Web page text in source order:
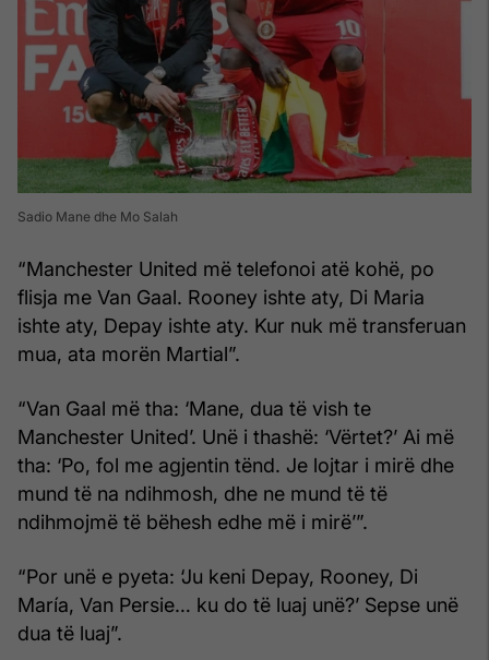
Sadio Mane dhe Mo Salah
“Manchester United më telefonoi atë kohë, po
flisja me Van Gaal. Rooney ishte aty, Di Maria
ishte aty, Depay ishte aty. Kur nuk më transferuan
mua, ata morën Martial”.
“Van Gaal më tha: ‘Mane, dua të vish te
Manchester United’. Unë i thashë: ‘Vërtet?’ Ai më
tha: ‘Po, fol me agjentin tënd. Je lojtar i mirë dhe
mund të na ndihmosh, dhe ne mund të të
ndihmojmë të bëhesh edhe më i mirë’”.
“Por unë e pyeta: ‘Ju keni Depay, Rooney, Di
María, Van Persie… ku do të luaj unë?’ Sepse unë
dua të luaj”.